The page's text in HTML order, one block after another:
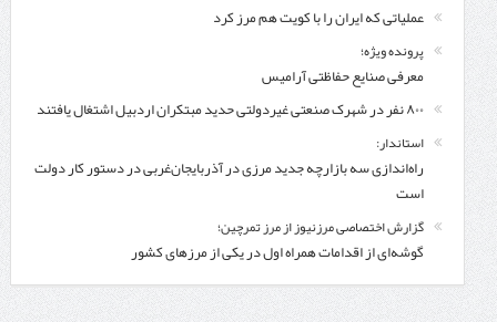
عملیاتی که ایران را با کویت هم مرز کرد
پرونده ویژه؛
معرفی صنایع حفاظتی آرامیس
۸۰۰ نفر در شهرک صنعتی غیردولتی حدید مبتکران اردبیل اشتغال یافتند
استاندار:
راه‌اندازی سه بازارچه جدید مرزی در آذربایجان‌غربی در دستور کار دولت
است
گزارش اختصاصی مرزنیوز از مرز تمرچین؛
گوشه‌ای از اقدامات همراه اول در یکی از مرزهای کشور